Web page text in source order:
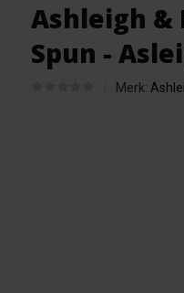
Ashleigh &
Spun -
Merk: